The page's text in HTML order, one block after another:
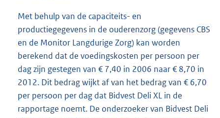
Met behulp van de capaciteits- en
productiegegevens in de ouderenzorg (gegevens CBS
en de Monitor Langdurige Zorg) kan worden
berekend dat de voedingskosten per persoon per
dag zijn gestegen van € 7,40 in 2006 naar € 8,70 in
2012. Dit bedrag wijkt af van het bedrag van € 6,70
per persoon per dag dat Bidvest Deli XL in de
rapportage noemt. De onderzoeker van Bidvest Deli